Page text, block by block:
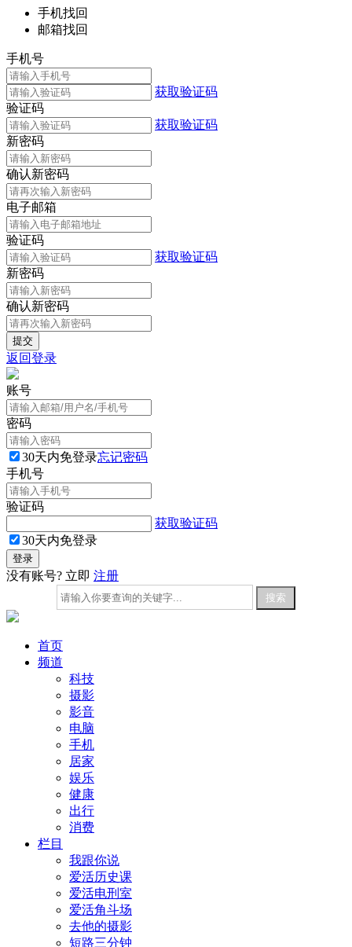
手机找回
邮箱找回
手机号
获取验证码
验证码
获取验证码
新密码
确认新密码
电子邮箱
验证码
获取验证码
新密码
确认新密码
返回登录
账号
密码
30天内免登录忘记密码
手机号
验证码
获取验证码
30天内免登录
没有账号? 立即 注册
首页
频道
科技
摄影
影音
电脑
手机
居家
娱乐
健康
出行
消费
栏目
我跟你说
爱活历史课
爱活电刑室
爱活角斗场
去他的摄影
短路三分钟